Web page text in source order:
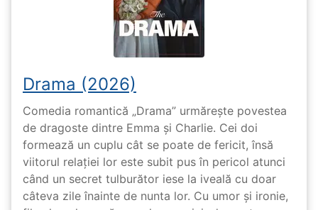
Drama (2026)
Comedia romantică „Drama” urmărește povestea
de dragoste dintre Emma și Charlie. Cei doi
formează un cuplu cât se poate de fericit, însă
viitorul relației lor este subit pus în pericol atunci
când un secret tulburător iese la iveală cu doar
câteva zile înainte de nunta lor. Cu umor și ironie,